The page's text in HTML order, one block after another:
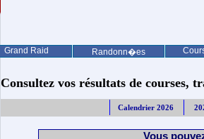
Grand Raid Randonn�es
Consultez vos résultats de courses,
Calendrier 2026
Vous